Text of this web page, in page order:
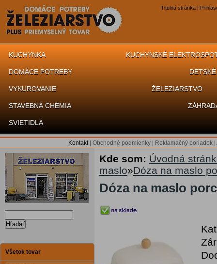
Titulná stránka |
KUCHYNKA KUCHYNSKÉ
DOMÁCE POTREBY
VYKUROVANIE ŽELEZIARSTVO
STAVEBNÁ CHÉMIA
SVIETIDLÁ
Kontakt| Obchodné podmienky Reklamačný poriadok
Hľadať
Všetok tovar
Kde som: Úvodná
maslo»Dóza na maslo
Dóza na maslo